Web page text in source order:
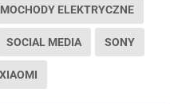
ELEKTRYCZNE
SOCIAL MEDIA SONY
XIAOMI